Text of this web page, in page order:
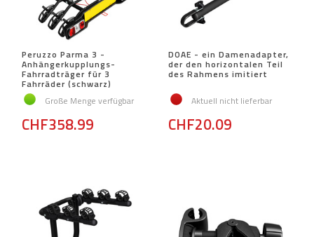
Peruzzo Parma 3 -
Anhängerkupplungs-
Fahrradträger für 3
Fahrräder (schwarz)
Große Menge verfügbar
CHF358.99
DOAE - ein Damenadapter,
der den horizontalen Teil
des Rahmens imitiert
Aktuell nicht lieferbar
CHF20.09